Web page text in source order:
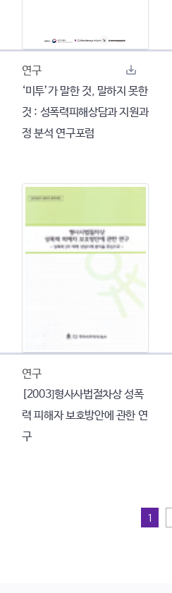
연구
‘미투’가 말한 것, 말하지 못한
것 : 성폭력피해상담과 지원과
정 분석 연구포럼
연구
[2003]형사사법절차상 성폭
력 피해자 보호방안에 관한 연
구
1